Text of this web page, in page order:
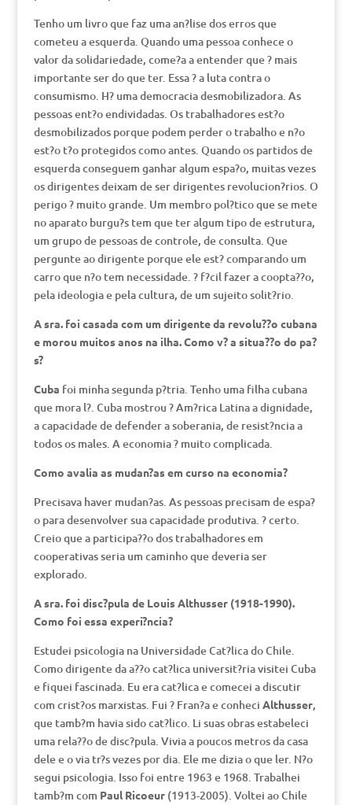
Tenho um livro que faz uma an?lise dos erros que
cometeu a esquerda. Quando uma pessoa conhece o
valor da solidariedade, come?a a entender que ? mais
importante ser do que ter. Essa ? a luta contra o
consumismo. H? uma democracia desmobilizadora. As
pessoas ent?o endividadas. Os trabalhadores est?o
desmobilizados porque podem perder o trabalho e n?o
est?o t?o protegidos como antes. Quando os partidos de
esquerda conseguem ganhar algum espa?o, muitas vezes
os dirigentes deixam de ser dirigentes revolucion?rios. O
perigo ? muito grande. Um membro pol?tico que se mete
no aparato burgu?s tem que ter algum tipo de estrutura,
um grupo de pessoas de controle, de consulta. Que
pergunte ao dirigente porque ele est? comparando um
carro que n?o tem necessidade. ? f?cil fazer a coopta??o,
pela ideologia e pela cultura, de um sujeito solit?rio.
A sra. foi casada com um dirigente da revolu??o cubana
e morou muitos anos na ilha. Como v? a situa??o do pa?
s?
Cuba foi minha segunda p?tria. Tenho uma filha cubana
que mora l?. Cuba mostrou ? Am?rica Latina a dignidade,
a capacidade de defender a soberania, de resist?ncia a
todos os males. A economia ? muito complicada.
Como avalia as mudan?as em curso na economia?
Precisava haver mudan?as. As pessoas precisam de espa?
o para desenvolver sua capacidade produtiva. ? certo.
Creio que a participa??o dos trabalhadores em
cooperativas seria um caminho que deveria ser
explorado.
A sra. foi disc?pula de Louis Althusser (1918-1990).
Como foi essa experi?ncia?
Estudei psicologia na Universidade Cat?lica do Chile.
Como dirigente da a??o cat?lica universit?ria visitei Cuba
e fiquei fascinada. Eu era cat?lica e comecei a discutir
com crist?os marxistas. Fui ? Fran?a e conheci Althusser,
que tamb?m havia sido cat?lico. Li suas obras estabeleci
uma rela??o de disc?pula. Vivia a poucos metros da casa
dele e o via tr?s vezes por dia. Ele me dizia o que ler. N?o
segui psicologia. Isso foi entre 1963 e 1968. Trabalhei
tamb?m com Paul Ricoeur(1913-2005). Voltei ao Chile